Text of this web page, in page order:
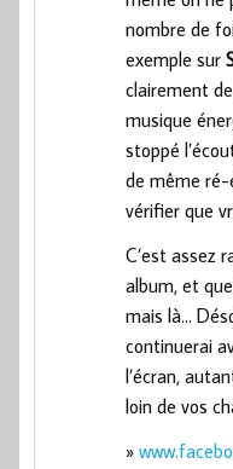
nombre de
exemple sur
clairement
musique
stoppé
de même
vérifier que
C’est assez
album, et
mais là…
continuerai
l’écran,
loin de vos
»